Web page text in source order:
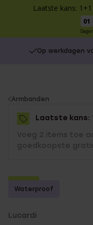
Laatste kans:
01
Dagen
Op werkdagen
You
are
here:
Armbanden
Laatste kans:
Voeg 2 items toe
goedkoopste
-50%
Waterproof
Lucardi